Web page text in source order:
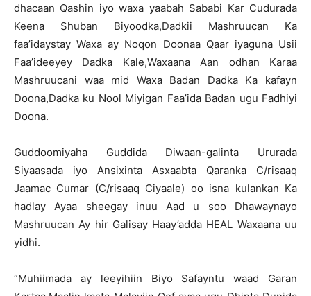
dhacaan Qashin iyo waxa yaabah Sababi Kar Cudurada
Keena Shuban Biyoodka,Dadkii Mashruucan Ka
faa’idaystay Waxa ay Noqon Doonaa Qaar iyaguna Usii
Faa’ideeyey Dadka Kale,Waxaana Aan odhan Karaa
Mashruucani waa mid Waxa Badan Dadka Ka kafayn
Doona,Dadka ku Nool Miyigan Faa’ida Badan ugu Fadhiyi
Doona.
Guddoomiyaha Guddida Diwaan-galinta Ururada
Siyaasada iyo Ansixinta Asxaabta Qaranka C/risaaq
Jaamac Cumar (C/risaaq Ciyaale) oo isna kulankan Ka
hadlay Ayaa sheegay inuu Aad u soo Dhawaynayo
Mashruucan Ay hir Galisay Haay’adda HEAL Waxaana uu
yidhi.
“Muhiimada ay leeyihiin Biyo Safayntu waad Garan